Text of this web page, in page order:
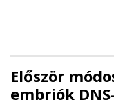
Először
embriók